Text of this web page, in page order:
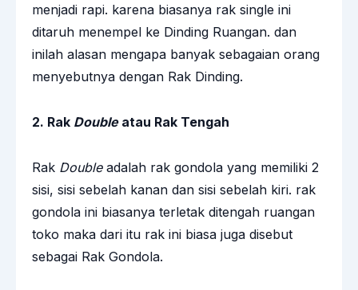
menjadi rapi. karena biasanya rak single ini
ditaruh menempel ke Dinding Ruangan. dan
inilah alasan mengapa banyak sebagaian orang
menyebutnya dengan Rak Dinding.
2. Rak Doubleatau Rak Tengah
Rak Doubleadalah rak gondola yang memiliki 2
sisi, sisi sebelah kanan dan sisi sebelah kiri. rak
gondola ini biasanya terletak ditengah ruangan
toko maka dari itu rak ini biasa juga disebut
sebagai Rak Gondola.